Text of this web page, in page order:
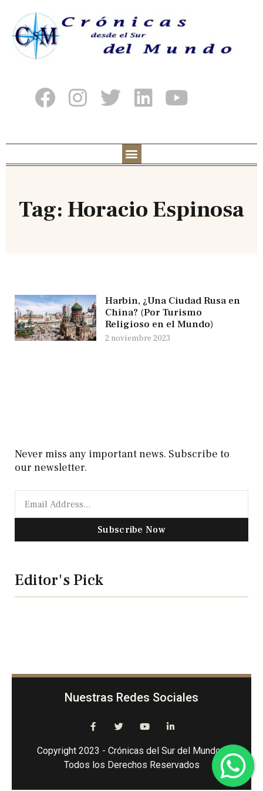
Tag: Horacio Espinosa
Harbin, ¿Una Ciudad Rusa en
China? (Por Turismo
Religioso en el Mundo)
2 noviembre 2023
Never miss any important news. Subscribe to
our newsletter.
Subscribe Now
Editor's Pick
Nuestras Redes Sociales
Copyright 2023 - Crónicas del Sur del Mundo -
Todos los Derechos Reservados